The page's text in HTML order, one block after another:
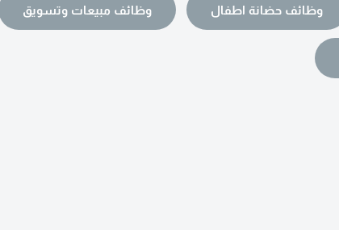
وظائف حضانة اطفال وظائف مبيعات وتسويق